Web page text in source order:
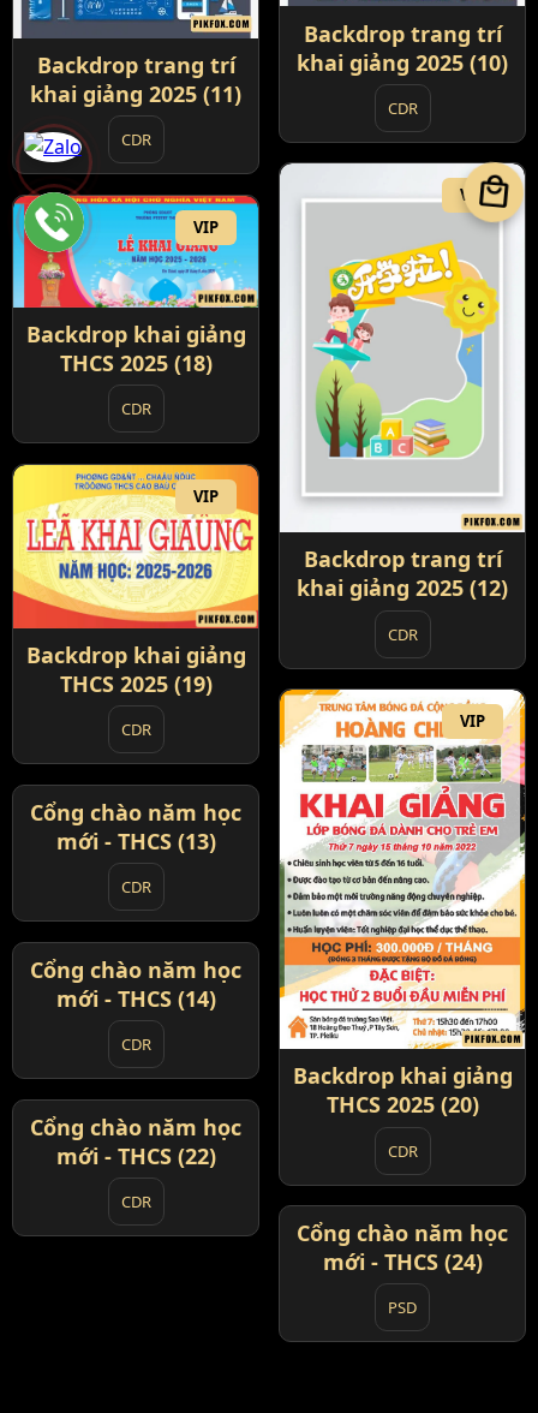
Backdrop trang trí
khai giảng 2025 (10)
CDR
Backdrop trang trí
khai giảng 2025 (11)
CDR
VIP
Backdrop trang trí
khai giảng 2025 (12)
CDR
VIP
Backdrop khai giảng
THCS 2025 (18)
CDR
VIP
Backdrop khai giảng
THCS 2025 (19)
CDR VIP
Backdrop khai giảng
THCS 2025 (20)
CDR
VIP
Cổng chào năm học
mới - THCS (13)
CDR
VIP
Cổng chào năm học
mới - THCS (14)
CDR
VIP
Cổng chào năm học
mới - THCS (22)
CDR
VIP
Cổng chào năm học
mới - THCS (24)
PSD
local_mall